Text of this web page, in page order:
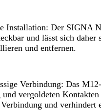
Der SIGNA
und lässt sich daher
und entfernen.
Verbindung: Das
und vergoldeten
und verhindert